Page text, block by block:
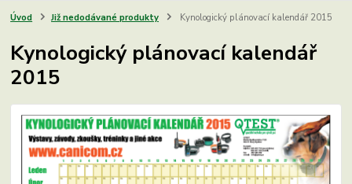
Úvod Již nedodávané produkty Kynologický plánovací kalendář 2015
Kynologický plánovací kalendář
2015